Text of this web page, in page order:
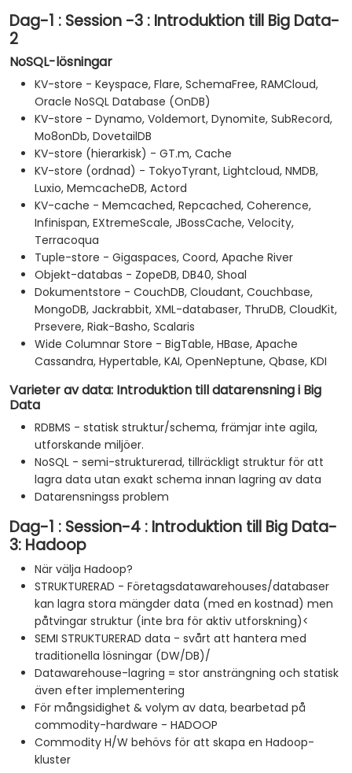
Dag-1 : Session -3 : Introduktion till Big Data-
2
NoSQL-lösningar
KV-store - Keyspace, Flare, SchemaFree, RAMCloud,
Oracle NoSQL Database (OnDB)
KV-store - Dynamo, Voldemort, Dynomite, SubRecord,
Mo8onDb, DovetailDB
KV-store (hierarkisk) - GT.m, Cache
KV-store (ordnad) - TokyoTyrant, Lightcloud, NMDB,
Luxio, MemcacheDB, Actord
KV-cache - Memcached, Repcached, Coherence,
Infinispan, EXtremeScale, JBossCache, Velocity,
Terracoqua
Tuple-store - Gigaspaces, Coord, Apache River
Objekt-databas - ZopeDB, DB40, Shoal
Dokumentstore - CouchDB, Cloudant, Couchbase,
MongoDB, Jackrabbit, XML-databaser, ThruDB, CloudKit,
Prsevere, Riak-Basho, Scalaris
Wide Columnar Store - BigTable, HBase, Apache
Cassandra, Hypertable, KAI, OpenNeptune, Qbase, KDI
Varieter av data: Introduktion till datarensning i Big
Data
RDBMS - statisk struktur/schema, främjar inte agila,
utforskande miljöer.
NoSQL - semi-strukturerad, tillräckligt struktur för att
lagra data utan exakt schema innan lagring av data
Datarensningss problem
Dag-1 : Session-4 : Introduktion till Big Data-
3: Hadoop
När välja Hadoop?
STRUKTURERAD - Företagsdatawarehouses/databaser
kan lagra stora mängder data (med en kostnad) men
påtvingar struktur (inte bra för aktiv utforskning)<
SEMI STRUKTURERAD data - svårt att hantera med
traditionella lösningar (DW/DB)/
Datawarehouse-lagring = stor ansträngning och statisk
även efter implementering
För mångsidighet & volym av data, bearbetad på
commodity-hardware - HADOOP
Commodity H/W behövs för att skapa en Hadoop-
kluster